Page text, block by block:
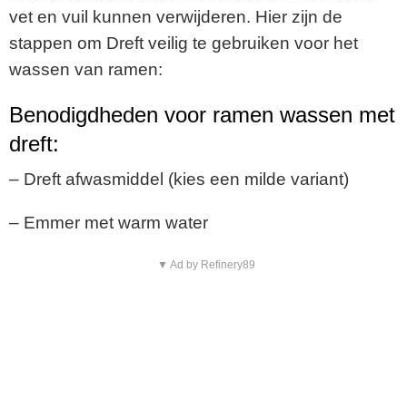
vet en vuil kunnen verwijderen. Hier zijn de
stappen om Dreft veilig te gebruiken voor het
wassen van ramen:
Benodigdheden voor ramen wassen met
dreft:
– Dreft afwasmiddel (kies een milde variant)
– Emmer met warm water
▼ Ad by Refinery89